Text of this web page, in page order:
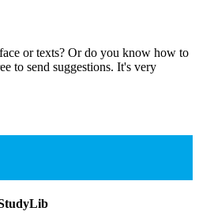
or texts? Or do you know how to
to send suggestions. It's very